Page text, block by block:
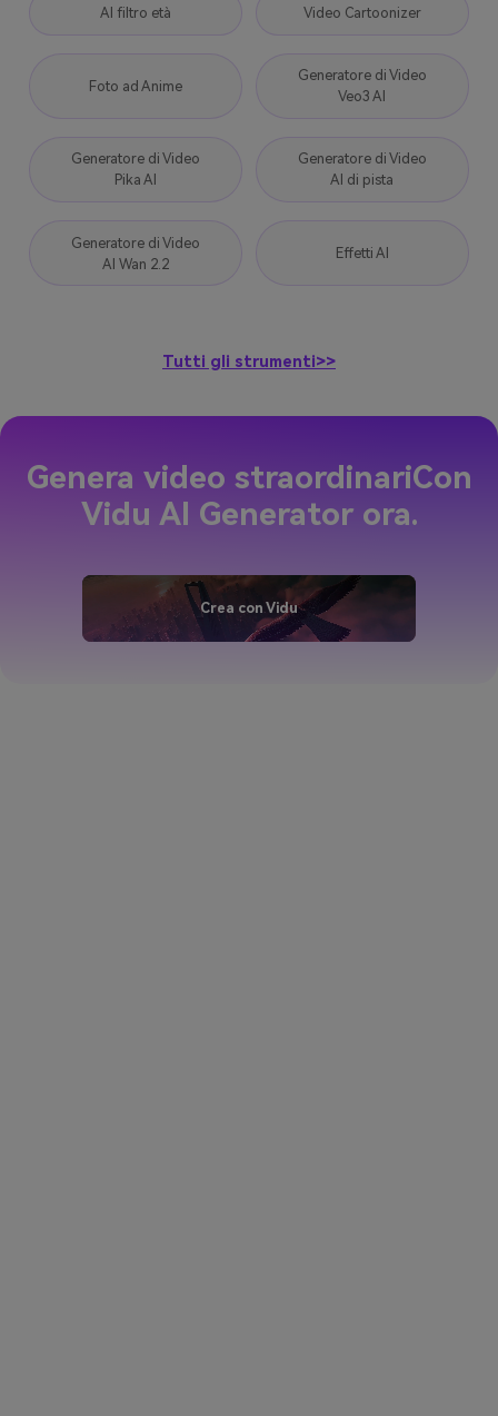
AI filtro età Video Cartoonizer
Foto ad Anime
Generatore di Video
Veo3 AI
Generatore di Video
Pika AI
Generatore di Video
AI di pista
Generatore di Video
AI Wan 2.2
Effetti AI
Tutti gli strumenti>>
Genera video straordinariCon
Vidu AI Generator ora.
Crea con Vidu